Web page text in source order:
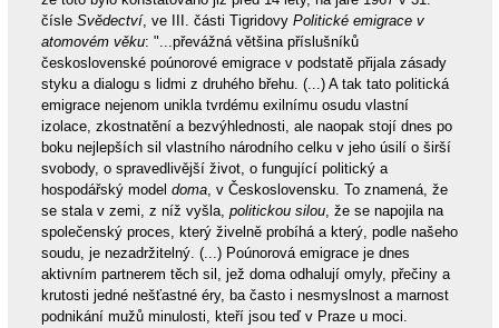
čísle Svědectví, ve III. části Tigridovy Politické emigrace v
atomovém věku: "...převážná většina příslušníků
československé poúnorové emigrace v podstatě přijala zásady
styku a dialogu s lidmi z druhého břehu. (...) A tak tato politická
emigrace nejenom unikla tvrdému exilnímu osudu vlastní
izolace, zkostnatění a bezvýhlednosti, ale naopak stojí dnes po
boku nejlepších sil vlastního národního celku v jeho úsilí o širší
svobody, o spravedlivější život, o fungující politický a
hospodářský model doma, v Československu. To znamená, že
se stala v zemi, z níž vyšla, politickou silou, že se napojila na
společenský proces, který živelně probíhá a který, podle našeho
soudu, je nezadržitelný. (...) Poúnorová emigrace je dnes
aktivním partnerem těch sil, jež doma odhalují omyly, přečiny a
krutosti jedné nešťastné éry, ba často i nesmyslnost a marnost
podnikání mužů minulosti, kteří jsou teď v Praze u moci.